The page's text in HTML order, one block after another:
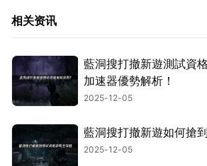
相关资讯
藍洞搜打撤新遊測試資
加速器優勢解析！
2025-12-05
藍洞搜打撤新遊如何搶
2025-12-05